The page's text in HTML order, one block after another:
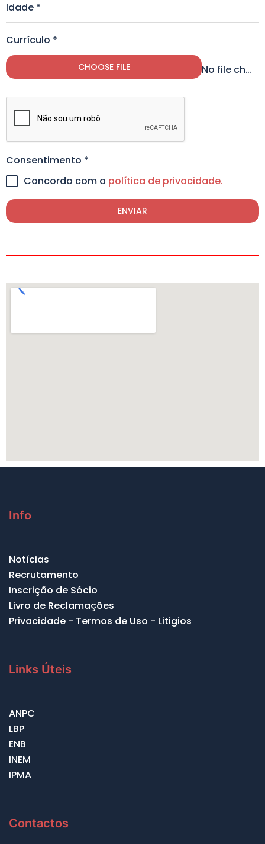
Idade *
Currículo *
CHOOSE FILE No file chosen
Consentimento *
Concordo com a política de privacidade.
ENVIAR
Info
Notícias
Recrutamento
Inscrição de Sócio
Livro de Reclamações
Privacidade - Termos de Uso - Litigios
Links Úteis
ANPC
LBP
ENB
INEM
IPMA
Contactos